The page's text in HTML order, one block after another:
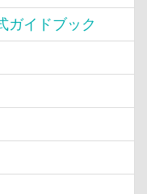
イドブック